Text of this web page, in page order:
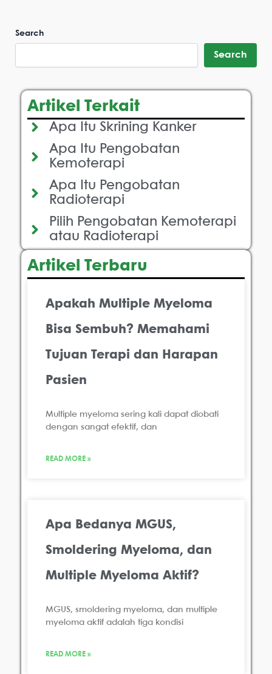
Search
Search
Artikel Terkait
Apa Itu Skrining Kanker
Apa Itu Pengobatan
Kemoterapi
Apa Itu Pengobatan
Radioterapi
Pilih Pengobatan Kemoterapi
atau Radioterapi
Artikel Terbaru
Apakah Multiple Myeloma
Bisa Sembuh? Memahami
Tujuan Terapi dan Harapan
Pasien
Multiple myeloma sering kali dapat diobati
dengan sangat efektif, dan
READ MORE »
Apa Bedanya MGUS,
Smoldering Myeloma, dan
Multiple Myeloma Aktif?
MGUS, smoldering myeloma, dan multiple
myeloma aktif adalah tiga kondisi
READ MORE »